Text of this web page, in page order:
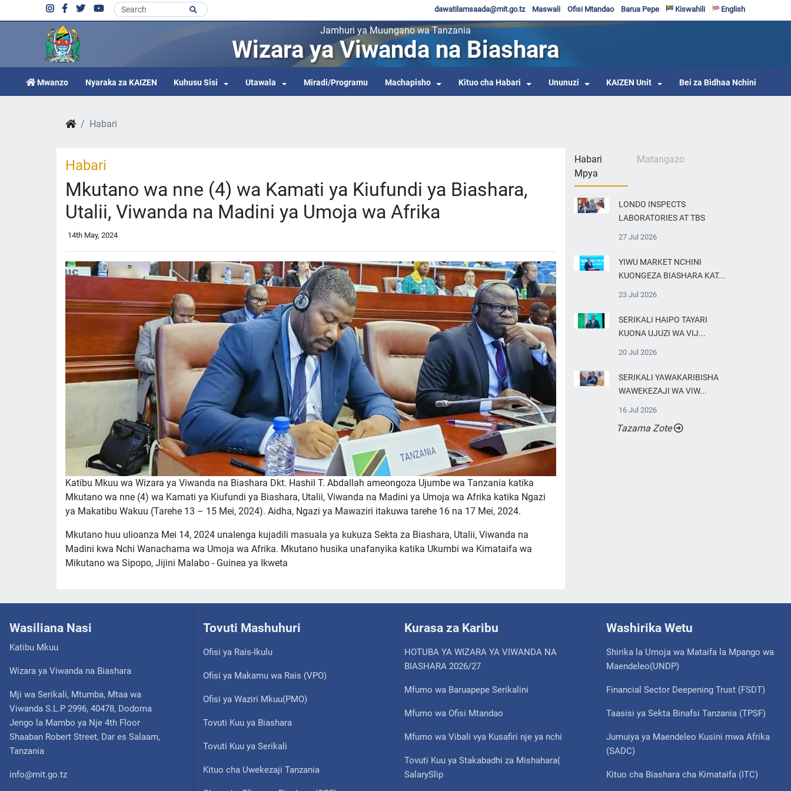
English
Kiswahili
Barua Pepe
Ofisi Mtandao
Maswali
dawatilamsaada@mit.go.tz
Jamhuri ya Muungano wa Tanzania
Wizara ya Viwanda na Biashara
Mwanzo Nyaraka za KAIZEN Kuhusu Sisi Utawala Miradi/Programu Machapisho Kituo cha Habari Ununuzi KAIZEN Unit Bei za Bidhaa Nchini
Habari
Habari
Mkutano wa nne (4) wa Kamati ya Kiufundi ya Biashara,
Utalii, Viwanda na Madini ya Umoja wa Afrika
14th May, 2024
Katibu Mkuu wa Wizara ya Viwanda na Biashara Dkt. Hashil T. Abdallah ameongoza Ujumbe wa Tanzania katika
Mkutano wa nne (4) wa Kamati ya Kiufundi ya Biashara, Utalii, Viwanda na Madini ya Umoja wa Afrika katika Ngazi
ya Makatibu Wakuu (Tarehe 13 – 15 Mei, 2024). Aidha, Ngazi ya Mawaziri itakuwa tarehe 16 na 17 Mei, 2024.
Mkutano huu ulioanza Mei 14, 2024 unalenga kujadili masuala ya kukuza Sekta za Biashara, Utalii, Viwanda na
Madini kwa Nchi Wanachama wa Umoja wa Afrika. Mkutano husika unafanyika katika Ukumbi wa Kimataifa wa
Mikutano wa Sipopo, Jijini Malabo - Guinea ya Ikweta
Habari
Mpya
Matangazo
LONDO INSPECTS
LABORATORIES AT TBS
27 Jul 2026
YIWU MARKET NCHINI
KUONGEZA BIASHARA KAT...
23 Jul 2026
SERIKALI HAIPO TAYARI
KUONA UJUZI WA VIJ...
20 Jul 2026
SERIKALI YAWAKARIBISHA
WAWEKEZAJI WA VIW...
16 Jul 2026
Tazama Zote
Wasiliana Nasi
Katibu Mkuu
Wizara ya Viwanda na Biashara
Mji wa Serikali, Mtumba, Mtaa wa
Viwanda S.L.P 2996, 40478, Dodoma
Jengo la Mambo ya Nje 4th Floor
Shaaban Robert Street, Dar es Salaam,
Tanzania
info@mit.go.tz
Tovuti Mashuhuri
Ofisi ya Rais-Ikulu
Ofisi ya Makamu wa Rais (VPO)
Ofisi ya Waziri Mkuu(PMO)
Tovuti Kuu ya Biashara
Tovuti Kuu ya Serikali
Kituo cha Uwekezaji Tanzania
Kurasa za Karibu
HOTUBA YA WIZARA YA VIWANDA NA
BIASHARA 2026/27
Mfumo wa Baruapepe Serikalini
Mfumo wa Ofisi Mtandao
Mfumo wa Vibali vya Kusafiri nje ya nchi
Tovuti Kuu ya Stakabadhi za Mishahara(
SalarySlip
Washirika Wetu
Shirika la Umoja wa Mataifa la Mpango wa
Maendeleo(UNDP)
Financial Sector Deepening Trust (FSDT)
Taasisi ya Sekta Binafsi Tanzania (TPSF)
Jumuiya ya Maendeleo Kusini mwa Afrika
(SADC)
Kituo cha Biashara cha Kimataifa (ITC)